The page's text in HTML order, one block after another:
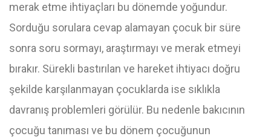
merak etme ihtiyaçları bu dönemde yoğundur.
Sorduğu sorulara cevap alamayan çocuk bir süre
sonra soru sormayı, araştırmayı ve merak etmeyi
bırakır. Sürekli bastırılan ve hareket ihtiyacı doğru
şekilde karşılanmayan çocuklarda ise sıklıkla
davranış problemleri görülür. Bu nedenle bakıcının
çocuğu tanıması ve bu dönem çocuğunun